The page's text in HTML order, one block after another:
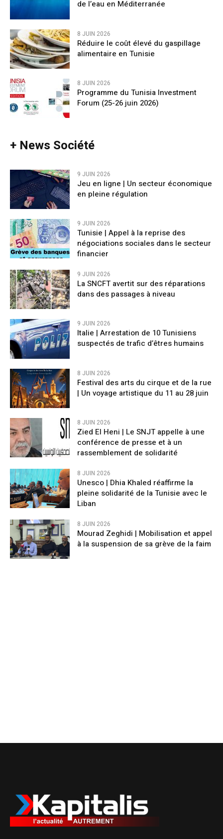
de l’eau en Méditerranée
8 JUIN 2026
Réduire le coût élevé du gaspillage
alimentaire en Tunisie
8 JUIN 2026
Programme du Tunisia Investment
Forum (25-26 juin 2026)
+ News Société
9 JUIN 2026
Jeu en ligne | Un secteur économique
en pleine régulation
9 JUIN 2026
Tunisie | Appel à la reprise des
négociations sociales dans le secteur
financier
9 JUIN 2026
La SNCFT avertit sur des réparations
dans des passages à niveau
9 JUIN 2026
Italie | Arrestation de 10 Tunisiens
suspectés de trafic d’êtres humains
8 JUIN 2026
Festival des arts du cirque et de la rue
| Un voyage artistique du 11 au 28 juin
8 JUIN 2026
Zied El Heni | Le SNJT appelle à une
conférence de presse et à un
rassemblement de solidarité
8 JUIN 2026
Unesco | Dhia Khaled réaffirme la
pleine solidarité de la Tunisie avec le
Liban
8 JUIN 2026
Mourad Zeghidi | Mobilisation et appel
à la suspension de sa grève de la faim